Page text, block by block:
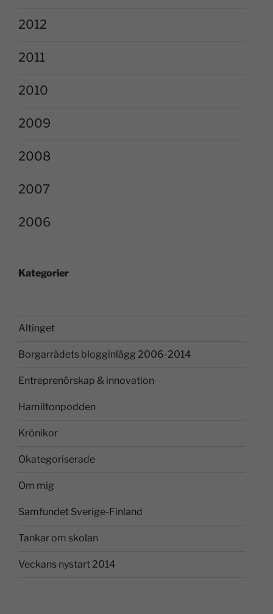
2012
2011
2010
2009
2008
2007
2006
Kategorier
Altinget
Borgarrådets blogginlägg 2006-2014
Entreprenörskap & innovation
Hamiltonpodden
Krönikor
Okategoriserade
Om mig
Samfundet Sverige-Finland
Tankar om skolan
Veckans nystart 2014